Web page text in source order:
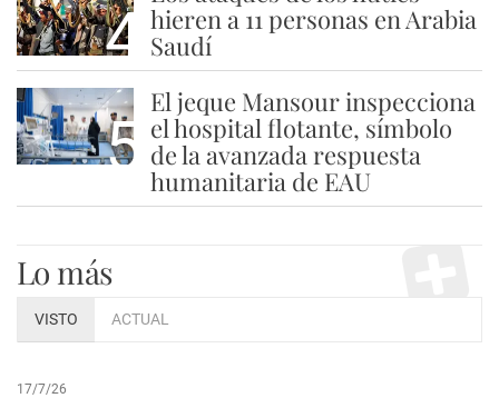
4 hieren a 11 personas en Arabia
Saudí
5
El jeque Mansour inspecciona
el hospital flotante, símbolo
de la avanzada respuesta
humanitaria de EAU
Lo más
VISTO ACTUAL
17/7/26